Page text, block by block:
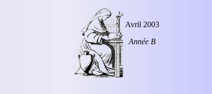
Avril 2003
Année B